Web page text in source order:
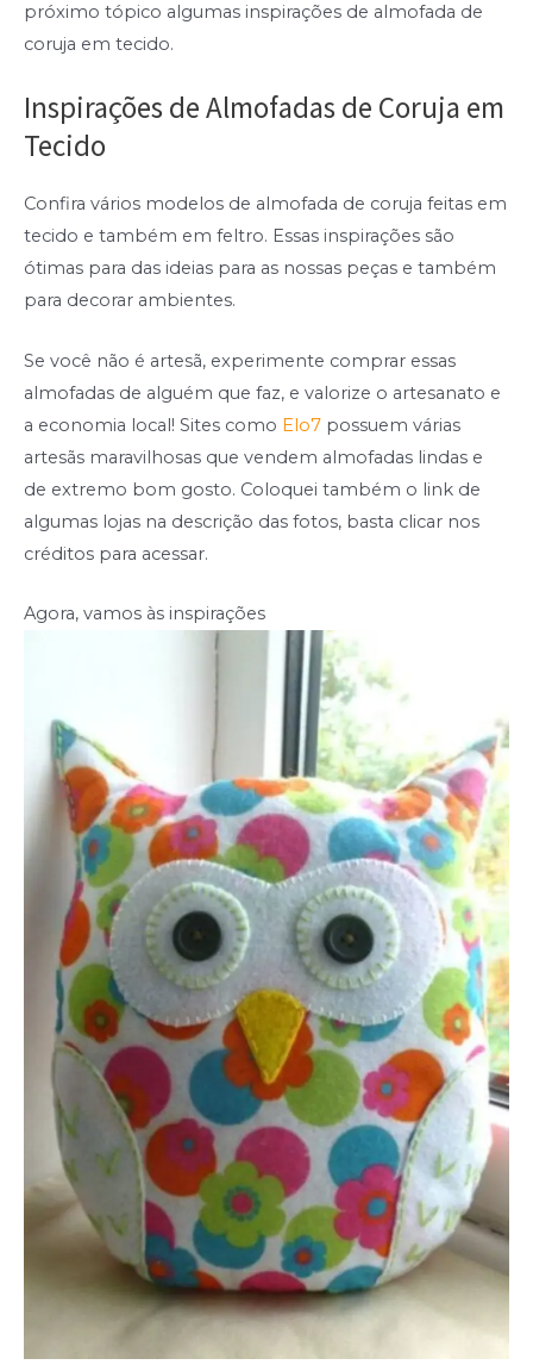
próximo tópico algumas inspirações de almofada de
coruja em tecido.
Inspirações de Almofadas de Coruja em
Tecido
Confira vários modelos de almofada de coruja feitas em
tecido e também em feltro. Essas inspirações são
ótimas para das ideias para as nossas peças e também
para decorar ambientes.
Se você não é artesã, experimente comprar essas
almofadas de alguém que faz, e valorize o artesanato e
a economia local! Sites como Elo7 possuem várias
artesãs maravilhosas que vendem almofadas lindas e
de extremo bom gosto. Coloquei também o link de
algumas lojas na descrição das fotos, basta clicar nos
créditos para acessar.
Agora, vamos às inspirações